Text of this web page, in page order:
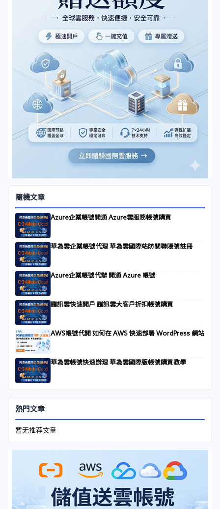
隨機文章
Azure企業帳號開通 Azure雲服務帳號購買
華為雲企業帳號代理 華為雲國際站防關聯賬號註冊
Azure企業帳號代辦 開通 Azure 帳號
騰訊雲快速開戶 騰訊雲大客戶折扣帳號購買
AWS帳號代開 如何在 AWS 快速部署 WordPress 網站
華為雲帳號快速辦理 華為雲國際版帳號購買教學
熱門文章
暂无推荐文章